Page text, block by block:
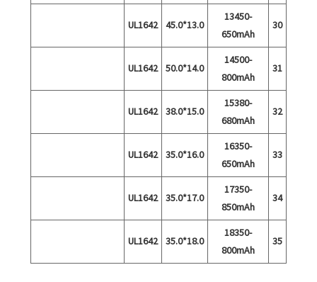
30
13450-
650mAh
13.0*45.0
UL1642
31
14500-
800mAh
14.0*50.0
UL1642
32
15380-
680mAh
15.0*38.0
UL1642
33
16350-
650mAh
16.0*35.0
UL1642
34
17350-
850mAh
17.0*35.0
UL1642
35
18350-
800mAh
18.0*35.0
UL1642